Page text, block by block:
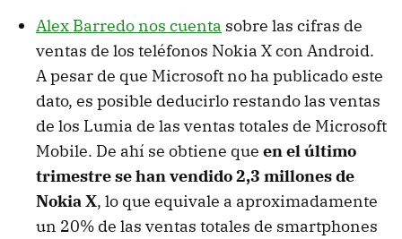
Alex Barredo nos cuenta sobre las cifras de
ventas de los teléfonos Nokia X con Android.
A pesar de que Microsoft no ha publicado este
dato, es posible deducirlo restando las ventas
de los Lumia de las ventas totales de Microsoft
Mobile. De ahí se obtiene que en el último
trimestre se han vendido 2,3 millones de
Nokia X, lo que equivale a aproximadamente
un 20% de las ventas totales de smartphones